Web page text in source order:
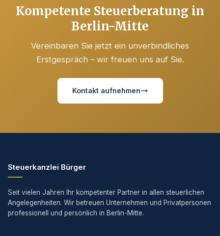
Kompetente Steuerberatung in
Berlin-Mitte
Vereinbaren Sie jetzt ein unverbindliches
Erstgespräch – wir freuen uns auf Sie.
Kontakt aufnehmen
Steuerkanzlei Bürger
Seit vielen Jahren Ihr kompetenter Partner in allen steuerlichen
Angelegenheiten. Wir betreuen Unternehmen und Privatpersonen
professionell und persönlich in Berlin-Mitte.